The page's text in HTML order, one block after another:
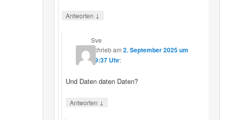
Antworten ↓
Sve
schriebam 2. September 2025 um
19:37 Uhr:
Und Daten daten Daten?
Antworten ↓